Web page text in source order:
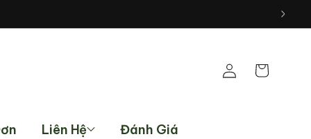
Liên Hệ Đánh Giá
Đăng
nhập
Giỏ
hàng